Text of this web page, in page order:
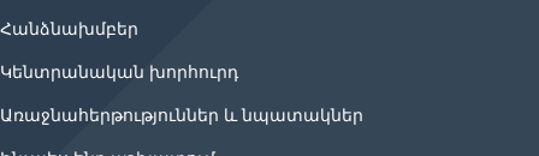
Հանձնախմբեր
Կենտրանական խորհուրդ
Առաջնահերթություններ և նպատակներ